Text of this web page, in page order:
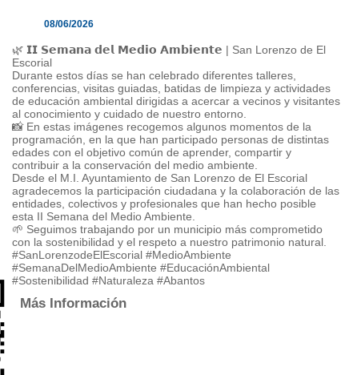
08/06/2026
🌿 𝗜𝗜 𝗦𝗲𝗺𝗮𝗻𝗮 𝗱𝗲𝗹 𝗠𝗲𝗱𝗶𝗼 𝗔𝗺𝗯𝗶𝗲𝗻𝘁𝗲 | San Lorenzo de El
Escorial
Durante estos días se han celebrado diferentes talleres,
conferencias, visitas guiadas, batidas de limpieza y actividades
de educación ambiental dirigidas a acercar a vecinos y visitantes
al conocimiento y cuidado de nuestro entorno.
📸 En estas imágenes recogemos algunos momentos de la
programación, en la que han participado personas de distintas
edades con el objetivo común de aprender, compartir y
contribuir a la conservación del medio ambiente.
Desde el M.I. Ayuntamiento de San Lorenzo de El Escorial
agradecemos la participación ciudadana y la colaboración de las
entidades, colectivos y profesionales que han hecho posible
esta II Semana del Medio Ambiente.
🌱 Seguimos trabajando por un municipio más comprometido
con la sostenibilidad y el respeto a nuestro patrimonio natural.
#SanLorenzodeElEscorial #MedioAmbiente
#SemanaDelMedioAmbiente #EducaciónAmbiental
#Sostenibilidad #Naturaleza #Abantos
Más Información